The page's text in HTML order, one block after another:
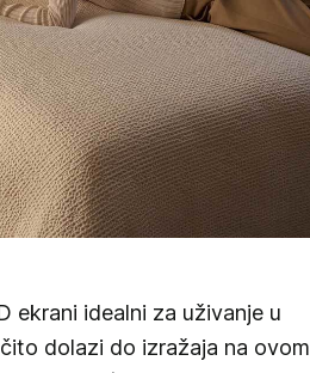
ekrani idealni za uživanje u
dolazi do izražaja na ovom